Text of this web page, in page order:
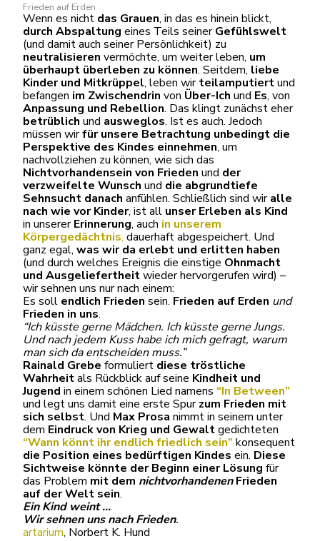
Frieden auf Erden
Wenn es nicht das Grauen, in das es hinein blickt,
durch Abspaltung eines Teils seinerGefühlswelt
(und damit auch seiner Persönlichkeit) zu
neutralisieren vermöchte, um weiter leben, um
überhaupt überleben zu können. Seitdem, liebe
Kinder und Mitkrüppel, leben wirteilamputiertund
befangen im Zwischendrin von Über-Ich und Es, von
Anpassung und Rebellion. Das klingt zunächst eher
betrüblich und ausweglos. Ist es auch. Jedoch
müssen wirfür unsere Betrachtung unbedingt die
Perspektive des Kindes einnehmen, um
nachvollziehen zu können, wie sich das
Nichtvorhandensein von Frieden und der
verzweifelte Wunsch und die abgrundtiefe
Sehnsucht danach anfühlen. Schließlich sind wiralle
nach wie vor Kinder, ist all unser Erleben als Kind
in unsererErinnerung, auch in unserem
Körpergedächtnis, dauerhaft abgespeichert. Und
ganz egal, was wir da erlebt und erlitten haben
(und durch welches Ereignis die einstige Ohnmacht
und Ausgeliefertheitwieder hervorgerufen wird) –
wir sehnen uns nur nach einem:
Es soll endlich Frieden sein. Frieden auf Erden und
Frieden in uns.
“Ich küsste gerne Mädchen. Ich küsste gerne Jungs.
Und nach jedem Kuss habe ich mich gefragt, warum
man sich da entscheiden muss.”
Rainald Grebe formuliert diese tröstliche
Wahrheitals Rückblick auf seine Kindheit und
Jugend in einem schönen Lied namens “In Between”
und legt uns damit eine erste Spurzum Frieden mit
sich selbst. Und Max Prosa nimmt in seinem unter
dem Eindruck von Krieg und Gewaltgedichteten
“Wann könnt ihr endlich friedlich sein” konsequent
die Position eines bedürftigen Kindes ein. Diese
Sichtweise könnte der Beginn einer Lösung für
das Problem mit dem nichtvorhandenenFrieden
auf der Welt sein.
Ein Kind weint…
Wir sehnen uns nach Frieden.
artarium, Norbert K. Hund